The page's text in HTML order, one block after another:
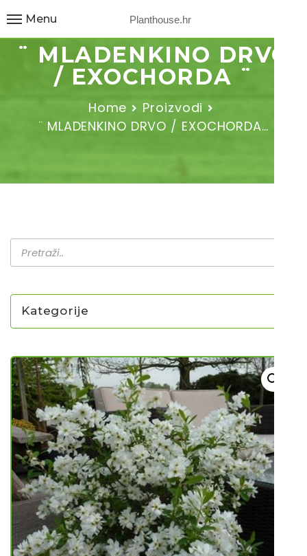
Planthouse.hr
Menu
¨ MLADENKINO DRVO
/ EXOCHORDA ¨
Home
Proizvodi
¨ MLADENKINO DRVO / EXOCHORDA…
Kategorije
SADNICE
UKRASNO BILJE I TRAJNICE
GRMOVI/DRVEĆE
HIT SEZONE*** VRTNI SLJEZOVI
UKRASNE TRAVE
HORTENZIJE
LJEKOVITO I ZAČINSKO
VOĆE / BOBIČASTO VOĆE